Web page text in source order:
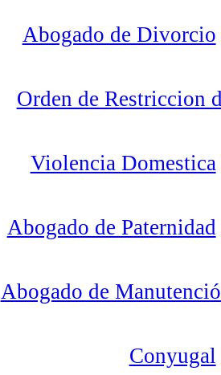
Abogado de Divorcio
Orden de Restriccion
Violencia Domestica
Abogado de Paternidad
Abogado de
Conyugal